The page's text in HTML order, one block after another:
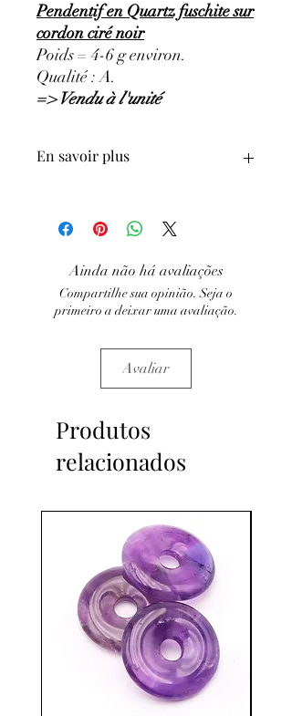
Pendentif en Quartz fuschite sur
cordon ciré noir
Poids = 4-6 g environ.
Qualité : A.
=> Vendu à l'unité
En savoir plus
Minéraux en Lithothérapie n'exclut en
aucun cas la poursuite d'un traitement
C'est un complément.
Ainda não há avaliações
Compartilhe sua opinião. Seja o
primeiro a deixar uma avaliação.
Avaliar
Produtos
relacionados